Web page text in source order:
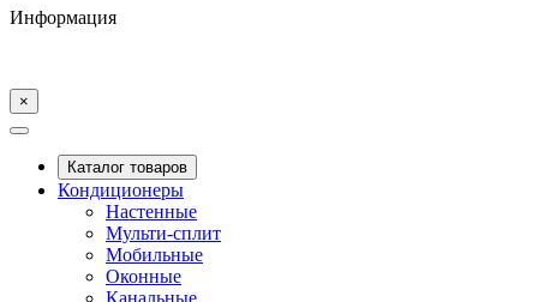
Информация
×
Каталог товаров
Кондиционеры
Настенные
Мульти-сплит
Мобильные
Оконные
Канальные